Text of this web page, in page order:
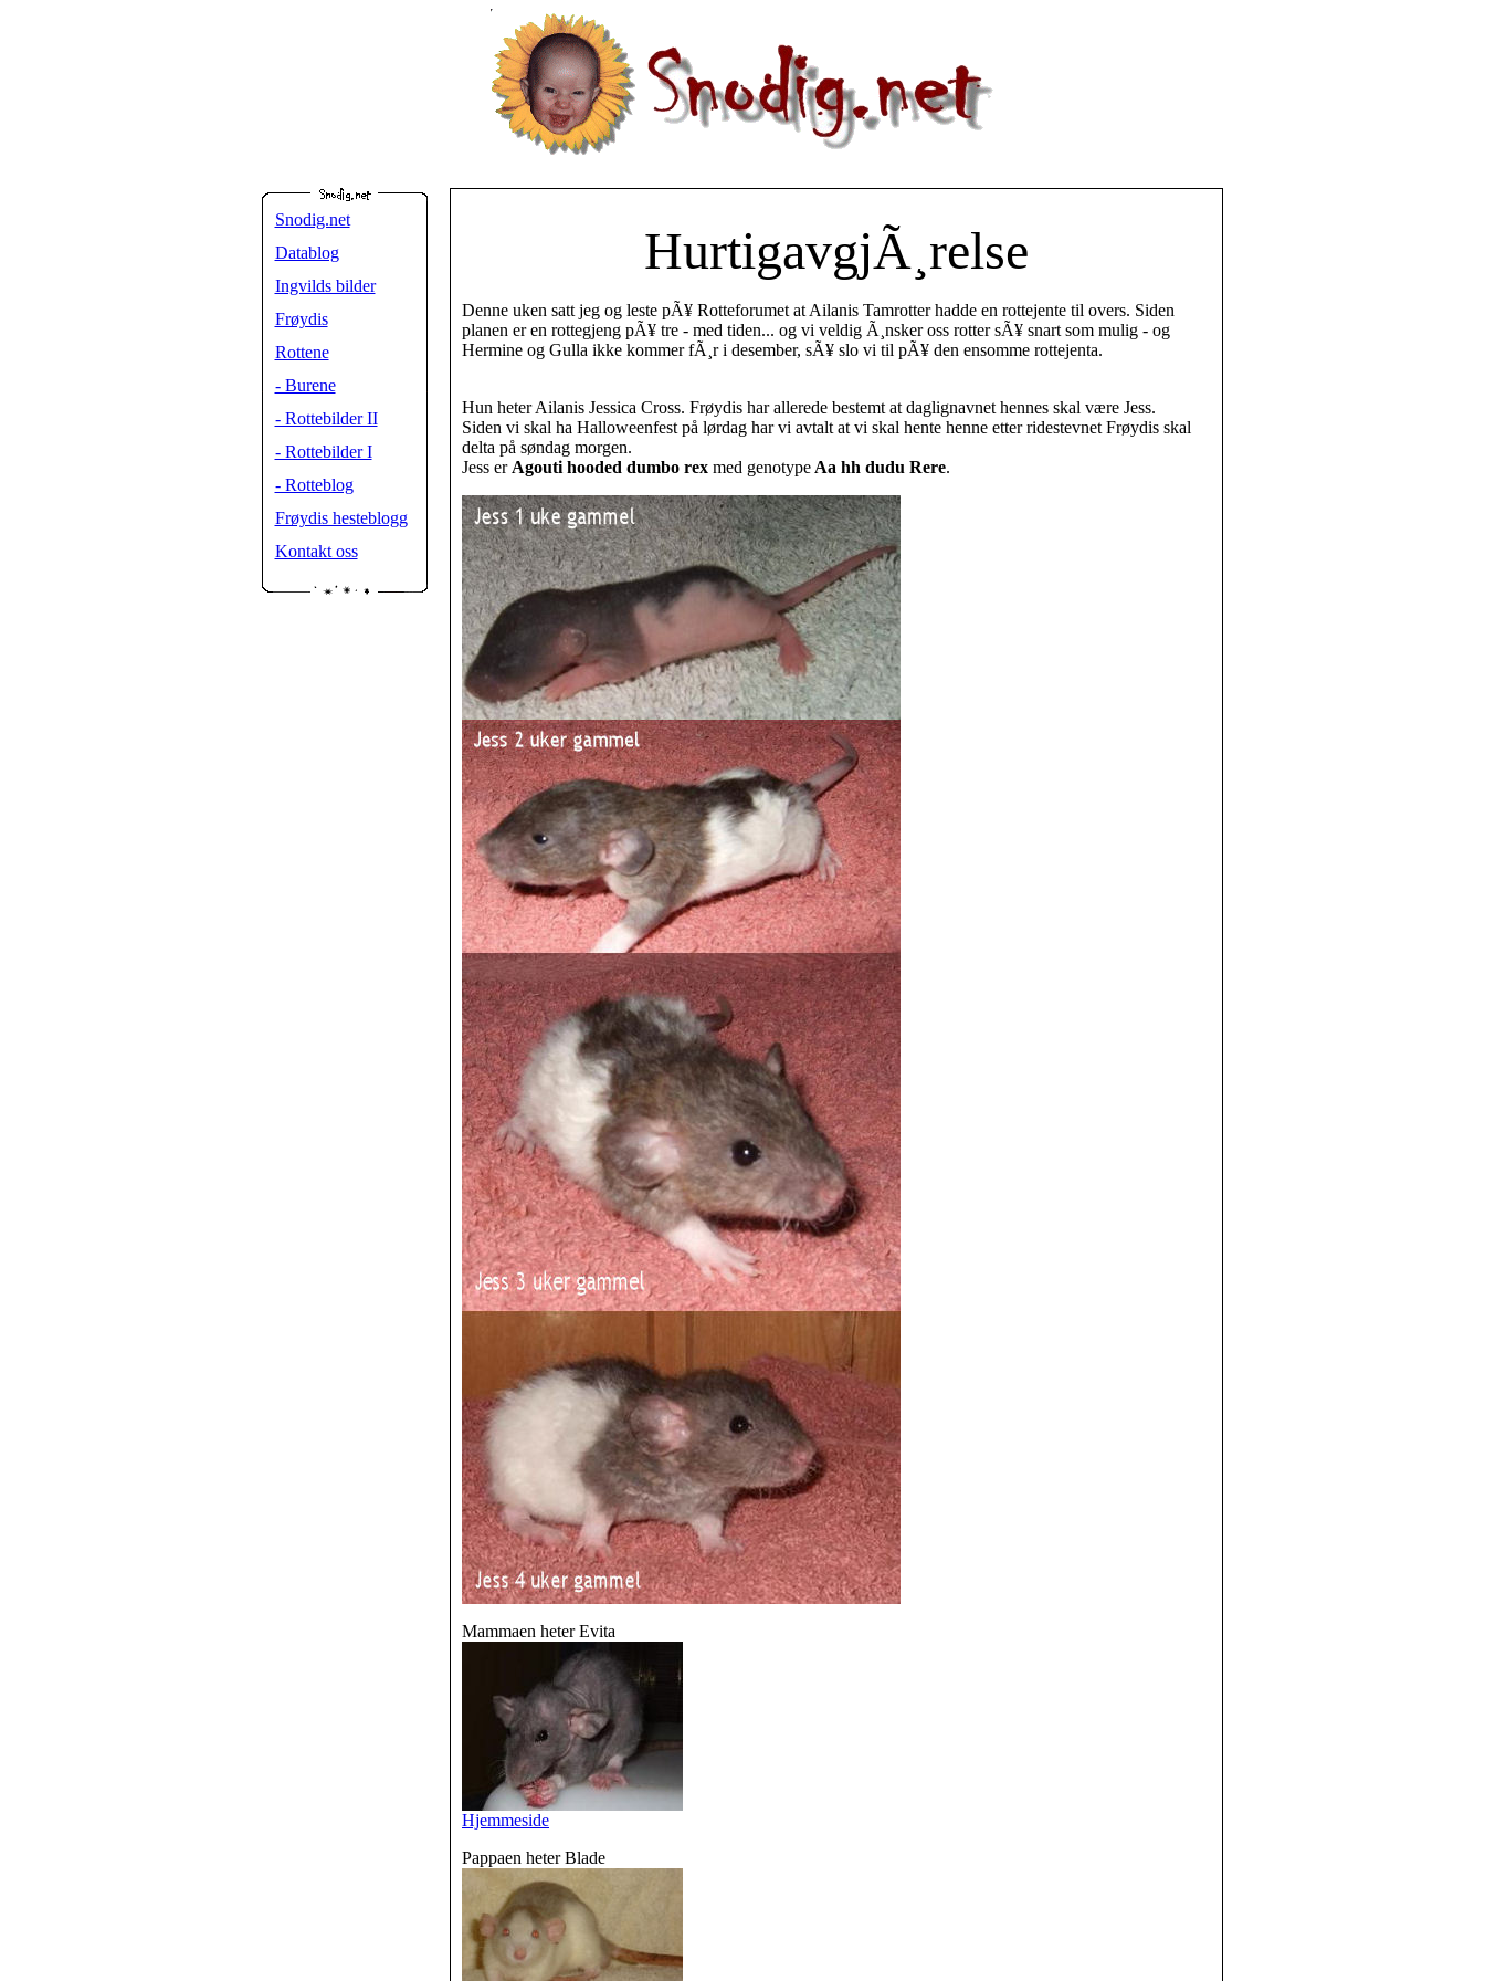
Snodig.net
Datablog
Ingvilds bilder
Frøydis
Rottene
- Burene
- Rottebilder II
- Rottebilder I
- Rotteblog
Frøydis hesteblogg
Kontakt oss
HurtigavgjÃ¸relse
Denne uken satt jeg og leste pÃ¥ Rotteforumet at Ailanis Tamrotter hadde en rottejente til overs. Siden
planen er en rottegjeng pÃ¥ tre - med tiden... og vi veldig Ã¸nsker oss rotter sÃ¥ snart som mulig - og
Hermine og Gulla ikke kommer fÃ¸r i desember, sÃ¥ slo vi til pÃ¥ den ensomme rottejenta.
Hun heter Ailanis Jessica Cross. Frøydis har allerede bestemt at daglignavnet hennes skal være Jess.
Siden vi skal ha Halloweenfest på lørdag har vi avtalt at vi skal hente henne etter ridestevnet Frøydis skal
delta på søndag morgen.
Jess er Agouti hooded dumbo rex med genotype Aa hh dudu Rere.
Mammaen heter Evita
Hjemmeside
Pappaen heter Blade